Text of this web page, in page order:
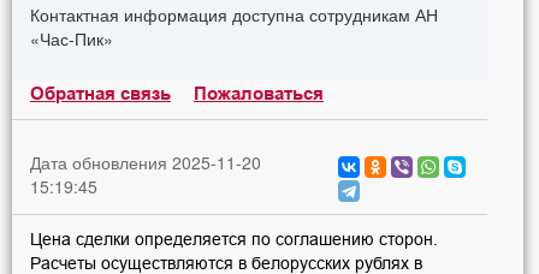
Контактная информация доступна сотрудникам АН
«Час-Пик»
Обратная связь Пожаловаться
Дата обновления 2025-11-20
15:19:45
Цена сделки определяется по соглашению сторон.
Расчеты осуществляются в белорусских рублях в